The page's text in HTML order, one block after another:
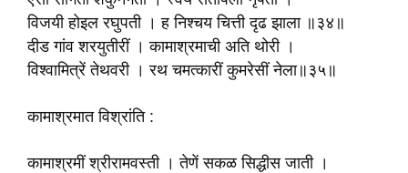
विजयी होइल रघुपती । ह निश्चय चित्ती दृढ झाला ॥३४॥
दीड गांव शरयुतीरीं । कामाश्रमाची अति थोरी ।
विश्वामित्रें तेथवरी । रथ चमत्कारीं कुमरेसीं नेला॥३५॥
कामाश्रमात विश्रांति :
कामाश्रमीं श्रीरामवस्ती । तेणें सकळ सिद्धीस जाती ।